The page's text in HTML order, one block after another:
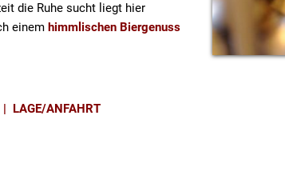
die Ruhe sucht liegt hier
einem himmlischen Biergenuss
| LAGE/ANFAHRT